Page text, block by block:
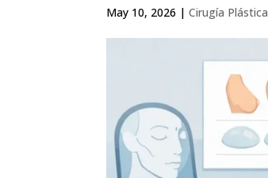
May 10, 2026 |Cirugía Plástica